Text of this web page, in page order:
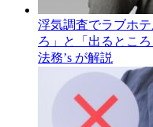
浮気調査でラブホ
ろ」と「出るとこ
法務’s が解説